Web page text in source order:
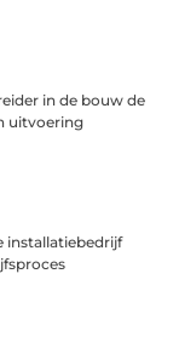
in de bouw de
uitvoering
installatiebedrijf